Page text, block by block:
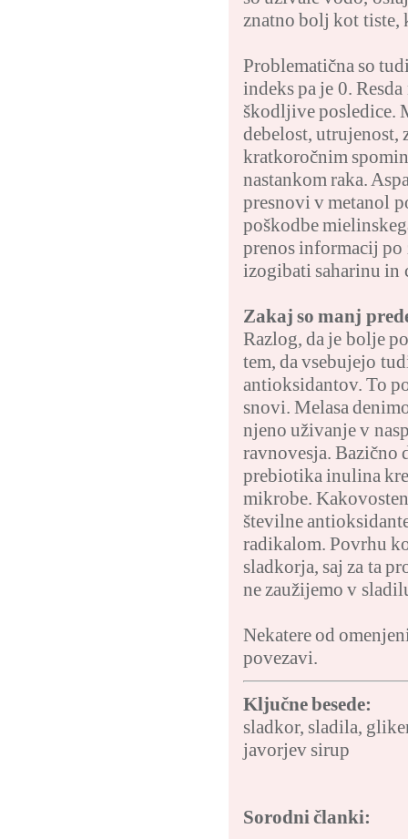
znatno bolj kot tiste,
Problematična so
indeks pa je 0.
škodljive posledice.
debelost, utrujenost,
kratkoročnim
nastankom raka.
presnovi v metanol
poškodbe
prenos informacij po
izogibati saharinu in
Zakaj so manj
Razlog, da je bolje
tem, da vsebujejo
antioksidantov. To
snovi. Melasa
njeno uživanje v
ravnovesja. Bazično
prebiotika inulina
mikrobe.
številne
radikalom. Povrhu
sladkorja, saj za ta
ne zaužijemo v
Nekatere od
povezavi.
Ključne besede:
sladkor, sladila,
javorjev sirup
Sorodni članki: